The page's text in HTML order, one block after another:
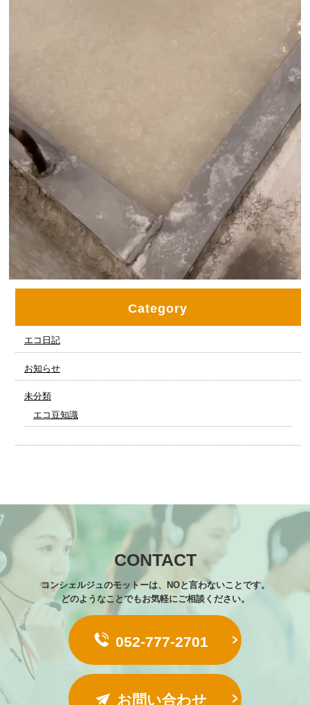
Category
エコ日記
お知らせ
未分類
エコ豆知識
CONTACT
コンシェルジュのモットーは、NOと言わないことです。
どのようなことでもお気軽にご相談ください。
052-777-2701
お問い合わせ